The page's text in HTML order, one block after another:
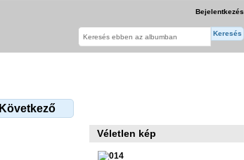
Bejelentkezés
Következő
Véletlen kép